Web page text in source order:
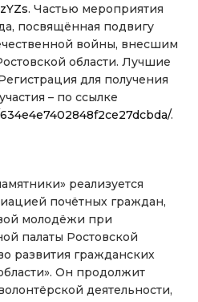
. Частью мероприятия
посвящённая подвигу
войны, внесшим
области. Лучшие
для получения
– по ссылке
.
реализуется
почётных граждан,
молодёжи при
палаты Ростовской
развития гражданских
Он продолжит
деятельности,